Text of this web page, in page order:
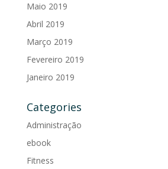
Maio 2019
Abril 2019
Março 2019
Fevereiro 2019
Janeiro 2019
Categories
Administração
ebook
Fitness